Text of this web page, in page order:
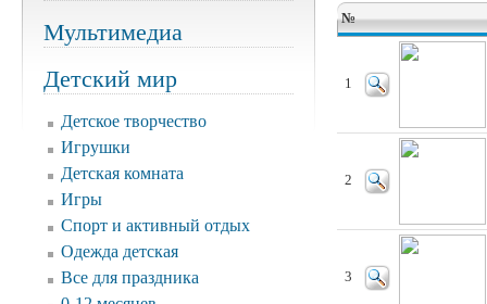
Мультимедиа
Детский мир
Детское творчество
Игрушки
Детская комната
Игры
Спорт и активный отдых
Одежда детская
Все для праздника
№
1
2
3